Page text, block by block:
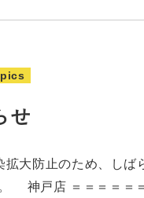
せ
大防止のため、しば
神戸店 ＝＝＝＝＝